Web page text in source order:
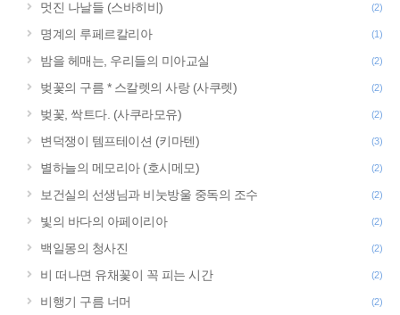
멋진 나날들 (스바히비) (2)
명계의 루페르칼리아 (1)
밤을 헤매는, 우리들의 미아교실 (2)
벚꽃의 구름 * 스칼렛의 사랑 (사쿠렛) (2)
벚꽃, 싹트다. (사쿠라모유) (2)
변덕쟁이 템프테이션 (키마텐) (3)
별하늘의 메모리아 (호시메모) (2)
보건실의 선생님과 비눗방울 중독의 조수 (2)
빛의 바다의 아페이리아 (2)
백일몽의 청사진 (2)
비 떠나면 유채꽃이 꼭 피는 시간 (2)
비행기 구름 너머 (2)